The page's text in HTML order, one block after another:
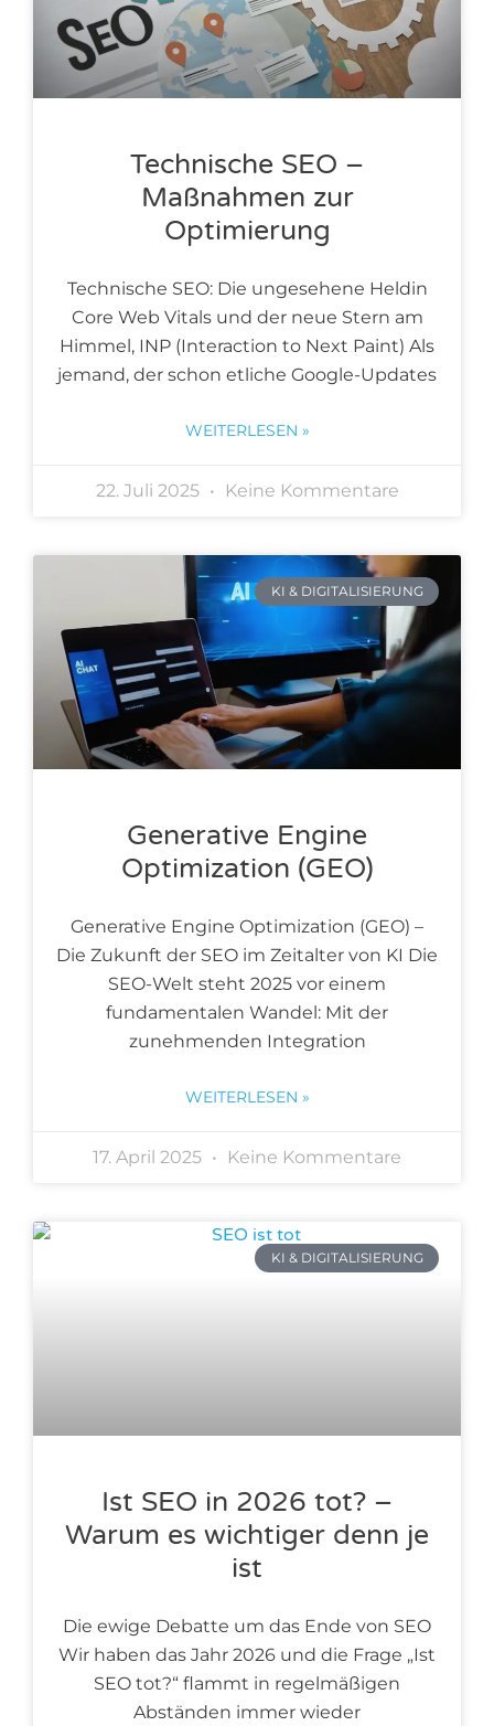
Technische SEO –
Maßnahmen zur
Optimierung
Technische SEO: Die ungesehene Heldin
Core Web Vitals und der neue Stern am
Himmel, INP (Interaction to Next Paint) Als
jemand, der schon etliche Google-Updates
WEITERLESEN »
22. Juli 2025 Keine Kommentare
KI & DIGITALISIERUNG
Generative Engine
Optimization (GEO)
Generative Engine Optimization (GEO) –
Die Zukunft der SEO im Zeitalter von KI Die
SEO-Welt steht 2025 vor einem
fundamentalen Wandel: Mit der
zunehmenden Integration
WEITERLESEN »
17. April 2025 Keine Kommentare
KI & DIGITALISIERUNG
Ist SEO in 2026 tot? –
Warum es wichtiger denn je
ist
Die ewige Debatte um das Ende von SEO
Wir haben das Jahr 2026 und die Frage „Ist
SEO tot?“ flammt in regelmäßigen
Abständen immer wieder